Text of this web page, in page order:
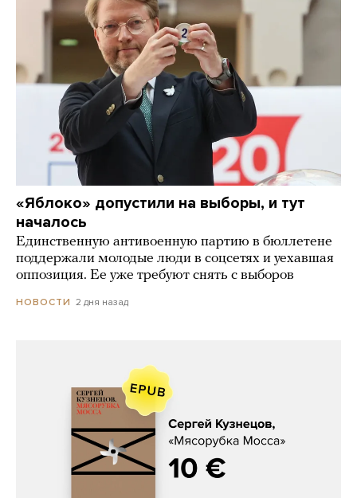
«Яблоко» допустили на выборы, и тут
началось
Единственную антивоенную партию в бюллетене
поддержали молодые люди в соцсетях и уехавшая
оппозиция. Ее уже требуют снять с выборов
НОВОСТИ 2 дня назад